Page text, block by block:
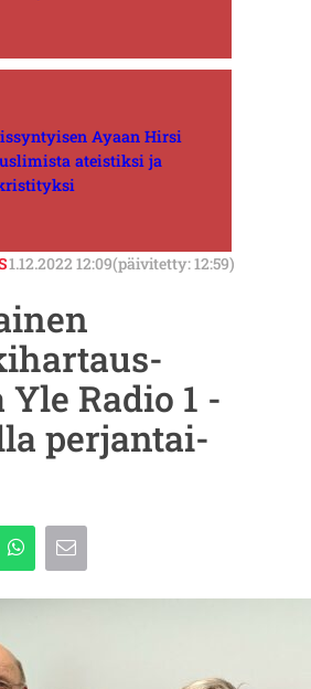
Ayaan Hirsi
ateistiksi ja
1.12.2022 12:09(päivitetty: 12:59)
Radio 1 -
perjantai-